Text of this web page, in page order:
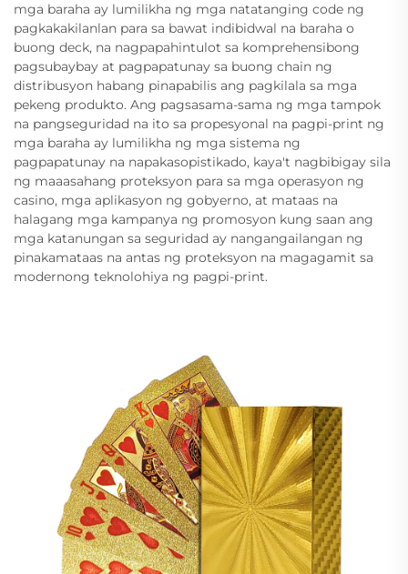
mga baraha ay lumilikha ng mga natatanging code ng
pagkakakilanlan para sa bawat indibidwal na baraha o
buong deck, na nagpapahintulot sa komprehensibong
pagsubaybay at pagpapatunay sa buong chain ng
distribusyon habang pinapabilis ang pagkilala sa mga
pekeng produkto. Ang pagsasama-sama ng mga tampok
na pangseguridad na ito sa propesyonal na pagpi-print ng
mga baraha ay lumilikha ng mga sistema ng
pagpapatunay na napakasopistikado, kaya't nagbibigay sila
ng maaasahang proteksyon para sa mga operasyon ng
casino, mga aplikasyon ng gobyerno, at mataas na
halagang mga kampanya ng promosyon kung saan ang
mga katanungan sa seguridad ay nangangailangan ng
pinakamataas na antas ng proteksyon na magagamit sa
modernong teknolohiya ng pagpi-print.